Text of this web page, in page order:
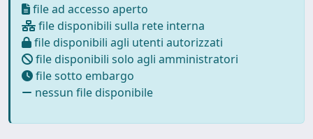
file ad accesso aperto
file disponibili sulla rete interna
file disponibili agli utenti autorizzati
file disponibili solo agli amministratori
file sotto embargo
nessun file disponibile